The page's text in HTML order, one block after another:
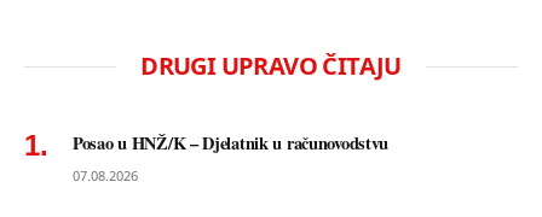
DRUGI UPRAVO ČITAJU
Posao u HNŽ/K – Djelatnik u računovodstvu
07.08.2026